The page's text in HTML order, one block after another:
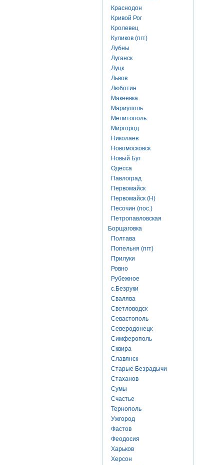
Краснодон
Кривой Рог
Кролевец
Куликов (пгт)
Лубны
Луганск
Луцк
Львов
Люботин
Макеевка
Мариуполь
Мелитополь
Миргород
Николаев
Новомосковск
Новый Буг
Одесса
Павлоград
Первомайск
Первомайск (Н)
Песочин (пос.)
Петропавловская
Борщаговка
Полтава
Попельня (пгт)
Прилуки
Ровно
Рубежное
с.Безруки
Свалява
Светловодск
Севастополь
Северодонецк
Симферополь
Сквира
Славянск
Старые Безрадычи
Стаханов
Сумы
Счастье
Тернополь
Ужгород
Фастов
Феодосия
Харьков
Херсон